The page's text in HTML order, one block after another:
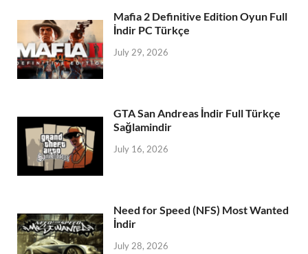
Mafia 2 Definitive Edition Oyun Full
İndir PC Türkçe
July 29, 2026
GTA San Andreas İndir Full Türkçe
Sağlamindir
July 16, 2026
Need for Speed (NFS) Most Wanted
İndir
July 28, 2026